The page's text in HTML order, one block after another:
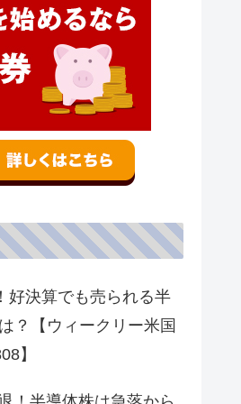
好決算でも売られる半
？【ウィークリー米国
】